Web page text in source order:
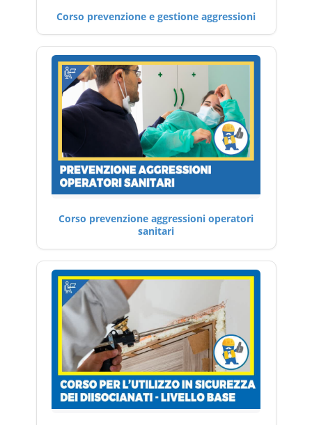
Corso prevenzione e gestione aggressioni
Corso prevenzione aggressioni operatori
sanitari